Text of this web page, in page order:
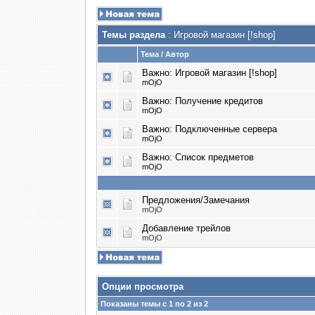
Темы раздела: Игровой магазин [!shop]
Тема / Автор
Важно: Игровой магазин [!shop]
mOjO
Важно: Получение кредитов
mOjO
Важно: Подключенные сервера
mOjO
Важно: Список предметов
mOjO
Предложения/Замечания
mOjO
Добавление трейлов
mOjO
Опции просмотра
Показаны темы с 1 по 2 из 2